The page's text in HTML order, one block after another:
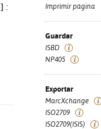
:
Imprimir página
Guardar
ISBD
NP405
Exportar
MarcXchange
ISO2709
ISO2709(ISIS)